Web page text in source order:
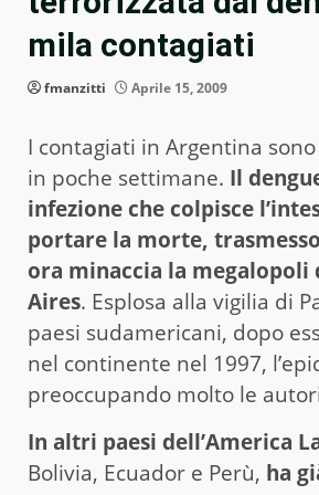
mila contagiati
fmanzitti Aprile 15, 2009
I contagiati in Argentina
in poche settimane. Il
infezione che colpisce
portare la morte,
ora minaccia la megalopoli
Aires. Esplosa alla vigilia di
paesi sudamericani, dopo
nel continente nel 1997,
preoccupando molto le
In altri paesi dell’America
Bolivia, Ecuador e Perù, ha